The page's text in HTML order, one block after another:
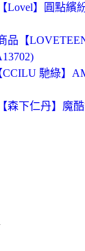
Lovel】圓點繽
品【
馳綠】
森下仁丹】魔